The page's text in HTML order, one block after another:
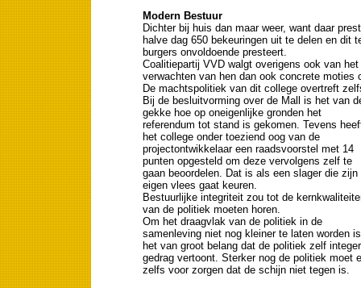
Modern Bestuur
Dichter bij huis dan maar weer, want daar
halve dag 650 bekeuringen uit te delen en dit
burgers onvoldoende presteert.
Coalitiepartij VVD walgt overigens ook van
verwachten van hen dan ook concrete moties
De machtspolitiek van dit college overtreft
Bij de besluitvorming over de Mall is het van
gekke hoe op oneigenlijke gronden het
referendum tot stand is gekomen. Tevens
het college onder toeziend oog van de
projectontwikkelaar een raadsvoorstel met 14
punten opgesteld om deze vervolgens zelf te
gaan beoordelen. Dat is als een slager die zijn
eigen vlees gaat keuren.
Bestuurlijke integriteit zou tot de
van de politiek moeten horen.
Om het draagvlak van de politiek in de
samenleving niet nog kleiner te laten worden is
het van groot belang dat de politiek zelf integer
gedrag vertoont. Sterker nog de politiek moet
zelfs voor zorgen dat de schijn niet tegen is.